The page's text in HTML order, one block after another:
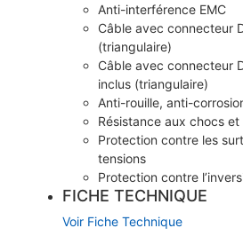
Anti-interférence EMC
Câble avec connecteur
(triangulaire)
Câble avec connecteur
inclus (triangulaire)
Anti-rouille, anti-
Résistance aux chocs
Protection contre les
tensions
Protection contre
FICHE TECHNIQUE
Voir Fiche Technique